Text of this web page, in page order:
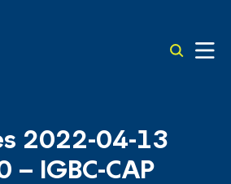
2022-04-13
– IGBC-CAP